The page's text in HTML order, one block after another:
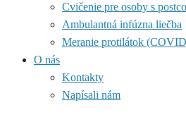
Cvičenie pre osoby s
Ambulantná infúzna liečba
Meranie protilátok
O nás
Kontakty
Napísali nám